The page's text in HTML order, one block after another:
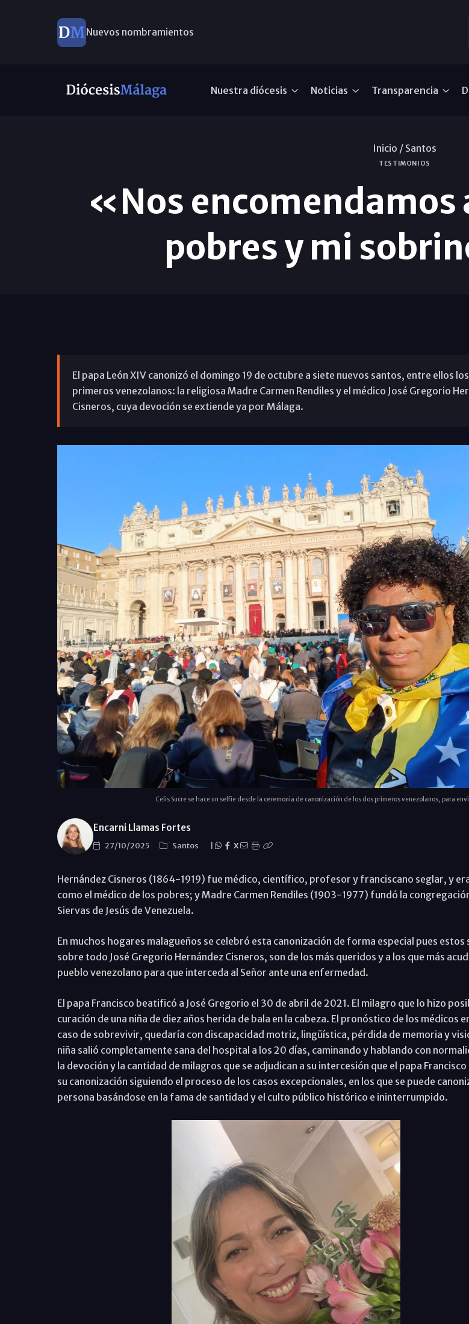
Nuevos nombramientos
Nuestra diócesis Noticias Transparencia
Inicio / Santos
TESTIMONIOS
«Nos encomendamos
pobres y mi
El papa León XIV canonizó el domingo 19 de octubre a siete nuevos santos, entre ellos
primeros venezolanos: la religiosa Madre Carmen Rendiles y el médico José Gregorio
Cisneros, cuya devoción se extiende ya por Málaga.
Celis Sucre se hace un selfie desde la ceremonia de canonización de los dos primeros venezolanos, para
Encarni Llamas Fortes
27/10/2025 Santos X
Hernández Cisneros (1864-1919) fue médico, científico, profesor y franciscano seglar, y
como el médico de los pobres; y Madre Carmen Rendiles (1903-1977) fundó la
Siervas de Jesús de Venezuela.
En muchos hogares malagueños se celebró esta canonización de forma especial pues estos
sobre todo José Gregorio Hernández Cisneros, son de los más queridos y a los que más
pueblo venezolano para que interceda al Señor ante una enfermedad.
El papa Francisco beatificó a José Gregorio el 30 de abril de 2021. El milagro que lo hizo
curación de una niña de diez años herida de bala en la cabeza. El pronóstico de los médicos
caso de sobrevivir, quedaría con discapacidad motriz, lingüística, pérdida de memoria y
niña salió completamente sana del hospital a los 20 días, caminando y hablando con
la devoción y la cantidad de milagros que se adjudican a su intercesión que el papa
su canonización siguiendo el proceso de los casos excepcionales, en los que se puede
persona basándose en la fama de santidad y el culto público histórico e ininterrumpido.